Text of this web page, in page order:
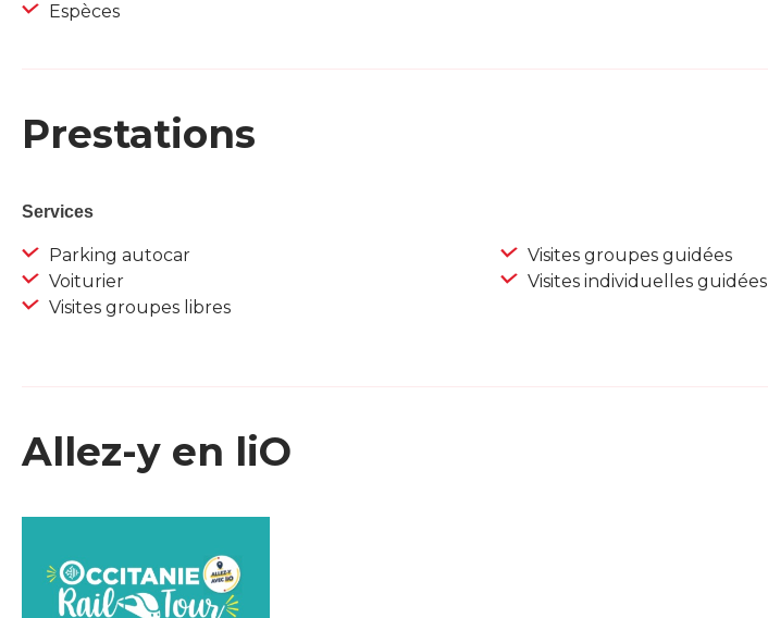
Espèces
Prestations
Services
Parking autocar
Voiturier
Visites groupes libres
Visites groupes guidées
Visites individuelles guidées
Allez-y en liO